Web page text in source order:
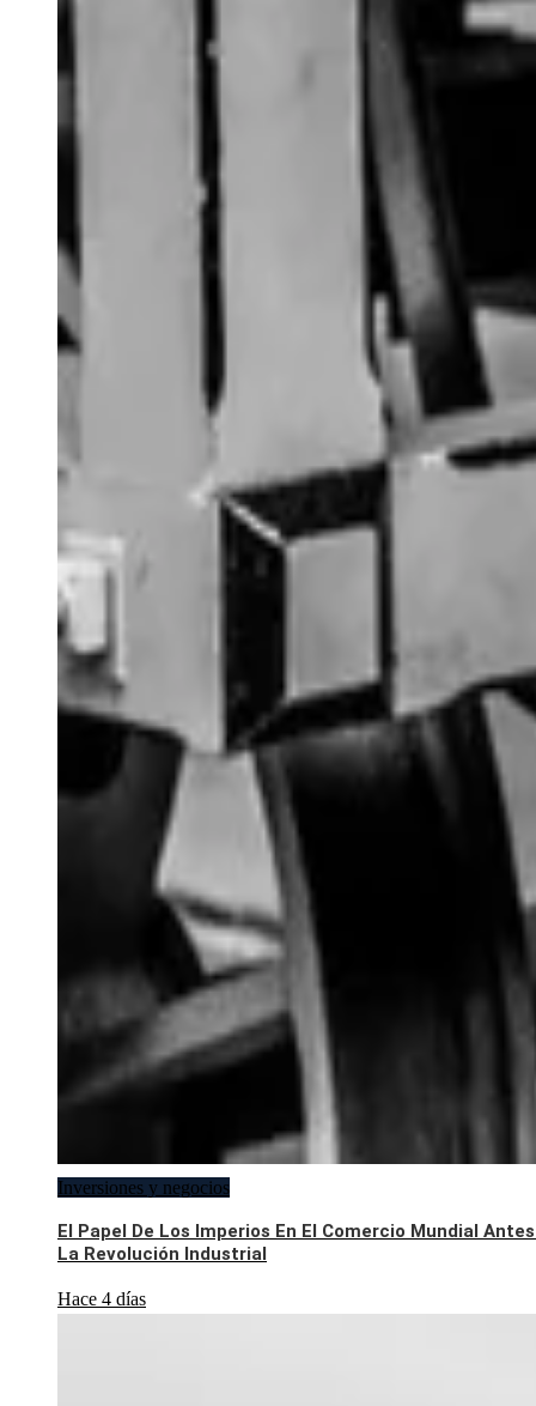
Inversiones y negocios
El Papel De Los Imperios En El Comercio Mundial
La Revolución Industrial
Hace 4 días